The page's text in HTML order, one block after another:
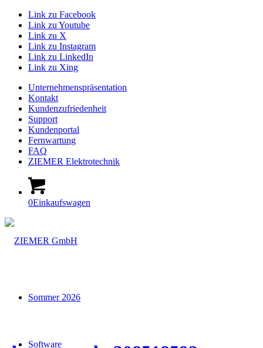
Link zu Facebook
Link zu Youtube
Link zu X
Link zu Instagram
Link zu LinkedIn
Link zu Xing
Unternehmenspräsentation
Kontakt
Kundenzufriedenheit
Support
Kundenportal
Fernwartung
FAQ
ZIEMER Elektrotechnik
0Einkaufswagen
Sommer 2026
Software